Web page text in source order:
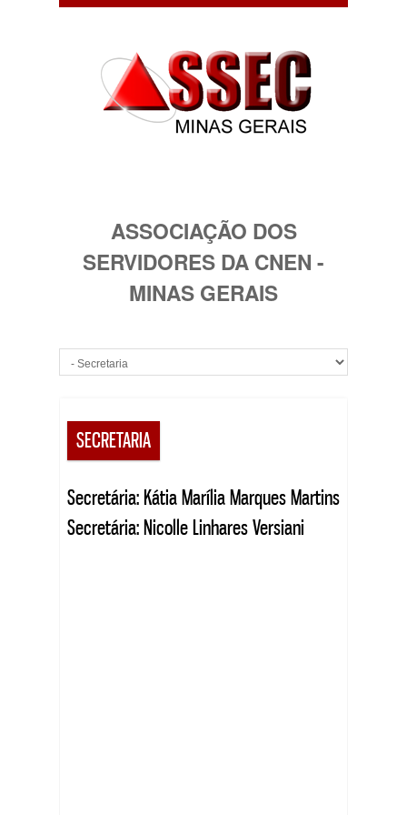
ASSOCIAÇÃO DOS
SERVIDORES DA CNEN -
MINAS GERAIS
SECRETARIA
Secretária: Kátia Marília Marques Martins
Secretária: Nicolle Linhares Versiani